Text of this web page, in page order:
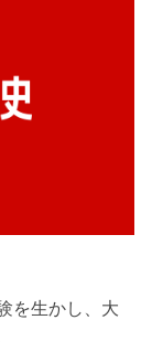
を生かし、大